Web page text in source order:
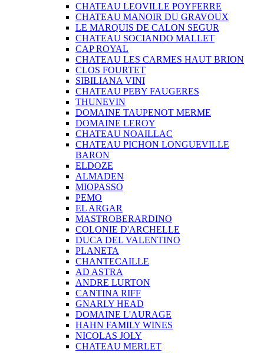
CHATEAU LEOVILLE POYFERRE
CHATEAU MANOIR DU GRAVOUX
LE MARQUIS DE CALON SEGUR
CHATEAU SOCIANDO MALLET
CAP ROYAL
CHATEAU LES CARMES HAUT BRION
CLOS FOURTET
SIBILIANA VINI
CHATEAU PEBY FAUGERES
THUNEVIN
DOMAINE TAUPENOT MERME
DOMAINE LEROY
CHATEAU NOAILLAC
CHATEAU PICHON LONGUEVILLE
BARON
ELDOZE
ALMADEN
MIOPASSO
PEMO
EL ARGAR
MASTROBERARDINO
COLONIE D'ARCHELLE
DUCA DEL VALENTINO
PLANETA
CHANTECAILLE
AD ASTRA
ANDRE LURTON
CANTINA RIFF
GNARLY HEAD
DOMAINE L'AURAGE
HAHN FAMILY WINES
NICOLAS JOLY
CHATEAU MERLET